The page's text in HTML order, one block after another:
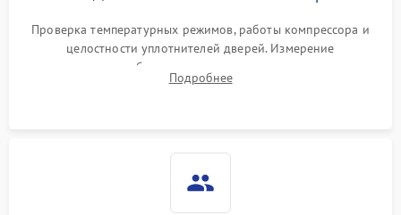
работе
2000 ₽ Подробнее →
1000 ₽
1800 ₽
Проверка температурных режимов, работы компрессора и
целостности уплотнителей дверей. Измерение
сопротивления обмоток мотора, проверка термостата и
считывание кодов ошибок с электронного дисплея.
Подробнее